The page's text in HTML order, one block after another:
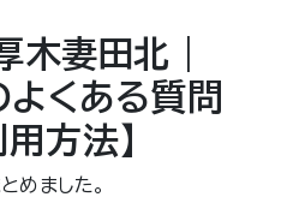
妻田北｜
くある質問
用方法】
めました。